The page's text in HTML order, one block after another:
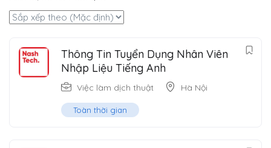
Thông Tin Tuyển Dụng Nhân Viên
Nhập Liệu Tiếng Anh
Việc làm dịch thuật Hà Nội
Toàn thời gian